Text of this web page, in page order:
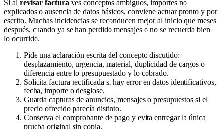
Si al revisar factura ves conceptos ambiguos, importes no
explicados o ausencia de datos básicos, conviene actuar pronto y por
escrito. Muchas incidencias se reconducen mejor al inicio que meses
después, cuando ya se han perdido mensajes o no se recuerda bien
lo ocurrido.
Pide una aclaración escrita del concepto discutido:
desplazamiento, urgencia, material, duplicidad de cargos o
diferencia entre lo presupuestado y lo cobrado.
Solicita factura rectificada si hay error en datos identificativos,
fecha, importe o desglose.
Guarda capturas de anuncios, mensajes o presupuestos si el
precio ofrecido parecía distinto.
Conserva el comprobante de pago y evita entregar la única
prueba original sin copia.